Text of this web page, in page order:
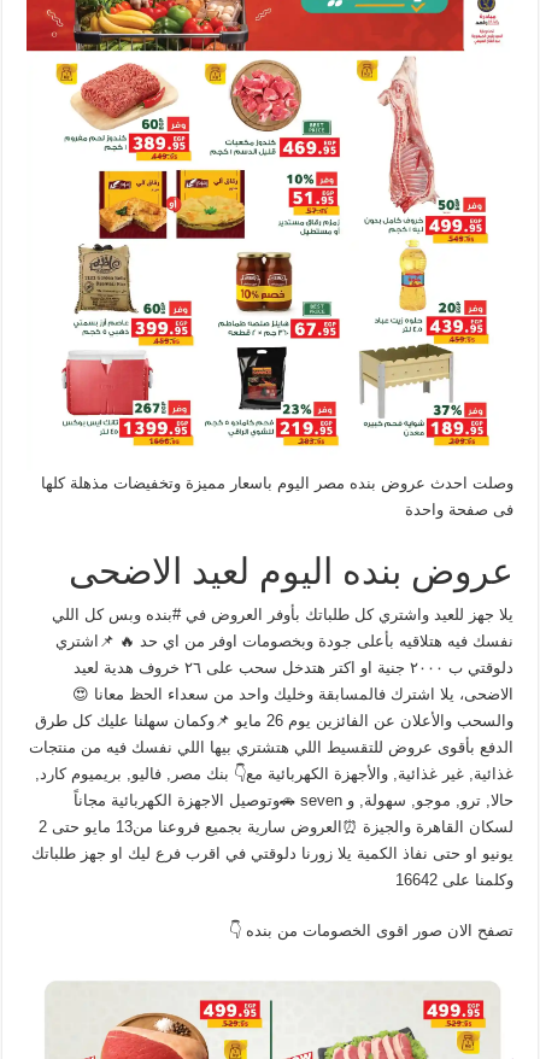
وصلت احدث عروض بنده مصر اليوم باسعار مميزة وتخفيضات مذهلة كلها
فى صفحة واحدة
عروض بنده اليوم لعيد الاضحى
يلا جهز للعيد واشتري كل طلباتك بأوفر العروض في #بنده وبس كل اللي
نفسك فيه هتلاقيه بأعلى جودة وبخصومات اوفر من اي حد 🔥 📌اشتري
دلوقتي ب ٢٠٠٠ جنية او اكتر هتدخل سحب على ٢٦ خروف هدية لعيد
الاضحى، يلا اشترك فالمسابقة وخليك واحد من سعداء الحظ معانا 😍
والسحب والأعلان عن الفائزين يوم 26 مايو 📌وكمان سهلنا عليك كل طرق
الدفع بأقوى عروض للتقسيط اللي هتشتري بيها اللي نفسك فيه من منتجات
غذائية, غير غذائية, والأجهزة الكهربائية مع👇 بنك مصر, فاليو, بريميوم كارد,
حالا, ترو, موجو, سهولة, و seven 🚗وتوصيل الاجهزة الكهربائية مجاناً
لسكان القاهرة والجيزة ⏰العروض سارية بجميع فروعنا من13 مايو حتى 2
يونيو او حتى نفاذ الكمية يلا زورنا دلوقتي في اقرب فرع ليك او جهز طلباتك
وكلمنا على 16642
تصفح الان صور اقوى الخصومات من بنده 👇